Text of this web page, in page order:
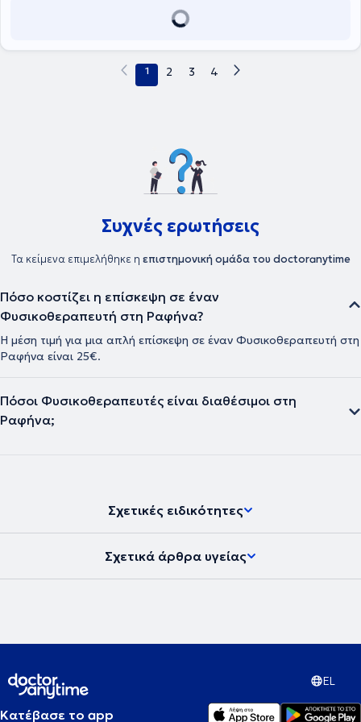
1 2 3 4
Συχνές ερωτήσεις
Τα κείμενα επιμελήθηκε η επιστημονική ομάδα του doctoranytime
Πόσο κοστίζει η επίσκεψη σε έναν
Φυσικοθεραπευτή στη Ραφήνα?
Η μέση τιμή για μια απλή επίσκεψη σε έναν Φυσικοθεραπευτή στη
Ραφήνα είναι 25€.
Πόσοι Φυσικοθεραπευτές είναι διαθέσιμοι στη
Ραφήνα;
Σχετικές ειδικότητες
Σχετικά άρθρα υγείας
EL
Κατέβασε το app